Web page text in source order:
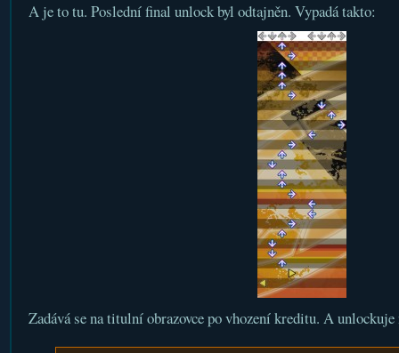
A je to tu. Poslední final unlock byl odtajněn. Vypadá takto:
Zadává se na titulní obrazovce po vhození kreditu. A